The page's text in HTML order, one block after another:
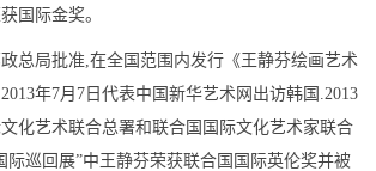
国际金奖。
总局批准,在全国范围内发行《王静芬绘画艺术
年7月7日代表中国新华艺术网出访韩国.2013
化艺术联合总署和联合国国际文化艺术家联合
际巡回展”中王静芬荣获联合国国际英伦奖并被